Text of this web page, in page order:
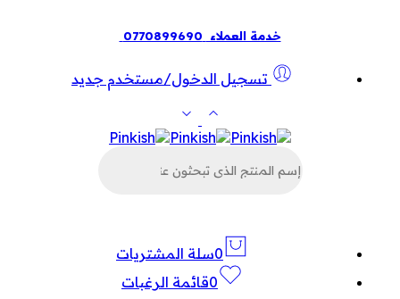
خدمة العملاء 0770899690
تسجيل الدخول/مستخدم جديد
عن
0سلة المشتريات
0قائمة الرغبات